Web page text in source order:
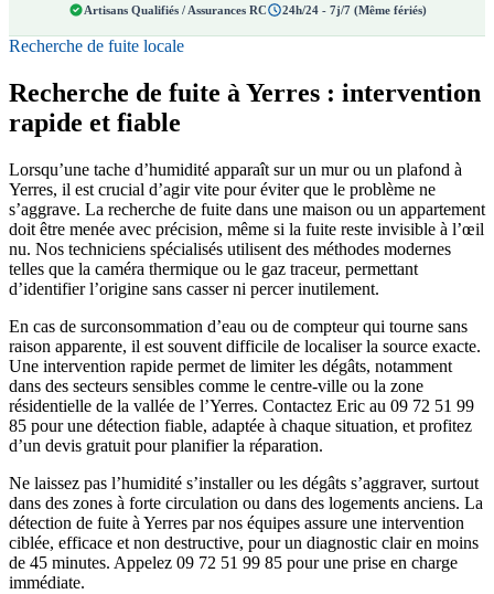
Artisans Qualifiés / Assurances RC 24h/24 - 7j/7 (Même fériés)
Recherche de fuite locale
Recherche de fuite à Yerres : intervention
rapide et fiable
Lorsqu’une tache d’humidité apparaît sur un mur ou un plafond à
Yerres, il est crucial d’agir vite pour éviter que le problème ne
s’aggrave. La recherche de fuite dans une maison ou un appartement
doit être menée avec précision, même si la fuite reste invisible à l’œil
nu. Nos techniciens spécialisés utilisent des méthodes modernes
telles que la caméra thermique ou le gaz traceur, permettant
d’identifier l’origine sans casser ni percer inutilement.
En cas de surconsommation d’eau ou de compteur qui tourne sans
raison apparente, il est souvent difficile de localiser la source exacte.
Une intervention rapide permet de limiter les dégâts, notamment
dans des secteurs sensibles comme le centre-ville ou la zone
résidentielle de la vallée de l’Yerres. Contactez Eric au 09 72 51 99
85 pour une détection fiable, adaptée à chaque situation, et profitez
d’un devis gratuit pour planifier la réparation.
Ne laissez pas l’humidité s’installer ou les dégâts s’aggraver, surtout
dans des zones à forte circulation ou dans des logements anciens. La
détection de fuite à Yerres par nos équipes assure une intervention
ciblée, efficace et non destructive, pour un diagnostic clair en moins
de 45 minutes. Appelez 09 72 51 99 85 pour une prise en charge
immédiate.